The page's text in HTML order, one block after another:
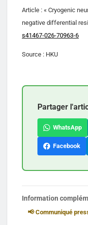
Article : « Cryogenic
negative differential
s41467-026-70963-6
Source : HKU
Partager
WhatsApp
Facebook
Information
📢 Communiqué